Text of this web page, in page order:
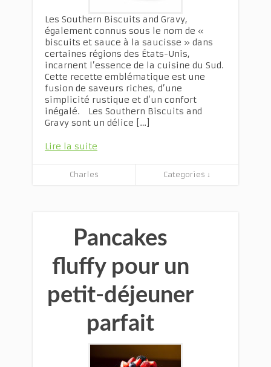
Les Southern Biscuits and Gravy,
également connus sous le nom de «
biscuits et sauce à la saucisse » dans
certaines régions des États-Unis,
incarnent l’essence de la cuisine du Sud.
Cette recette emblématique est une
fusion de saveurs riches, d’une
simplicité rustique et d’un confort
inégalé. Les Southern Biscuits and
Gravy sont un délice […]
Lire la suite
Charles Categories ↓
Pancakes
fluffy pour un
petit-déjeuner
parfait